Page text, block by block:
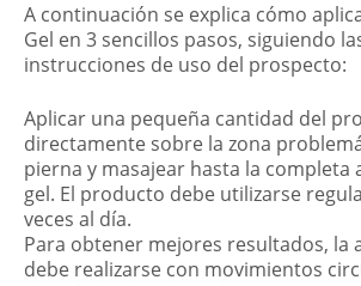
A continuación se explica cómo
Gel en 3 sencillos pasos, siguiendo
instrucciones de uso del prospecto:
Aplicar una pequeña cantidad del
directamente sobre la zona
pierna y masajear hasta la completa
gel. El producto debe utilizarse
veces al día.
Para obtener mejores resultados, la
debe realizarse con movimientos